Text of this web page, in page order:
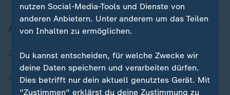
Aktuell bei ZDFheute
Zuletzt veröffentlicht
Aktuelle Sendungs-Videos
nutzen Social-Media-Tools und Dienste von
anderen Anbietern. Unter anderem um das Teilen
von Inhalten zu ermöglichen.
Du kannst entscheiden, für welche Zwecke wir
deine Daten speichern und verarbeiten dürfen.
Dies betrifft nur dein aktuell genutztes Gerät. Mit
"Zustimmen" erklärst du deine Zustimmung zu